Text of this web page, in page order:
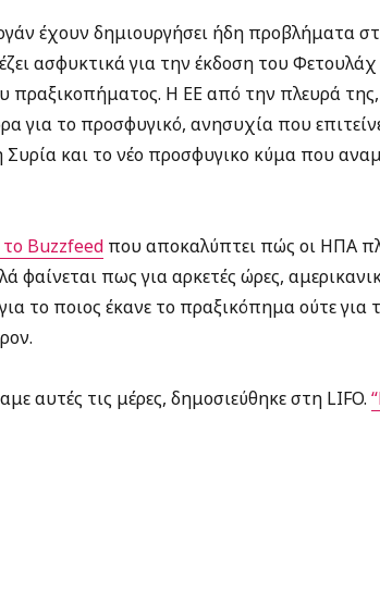
έχουν δημιουργήσει ήδη προβλήματα
ασφυκτικά για την έκδοση του Φετουλάχ
πραξικοπήματος. Η ΕΕ από την πλευρά
για το προσφυγικό, ανησυχία που
και το νέο προσφυγικο κύμα που
Buzzfeedπου αποκαλύπτει πώς οι ΗΠΑ
φαίνεται πως για αρκετές ώρες,
το ποιος έκανε το πραξικόπημα ούτε για
αυτές τις μέρες, δημοσιεύθηκε στη LIFO.